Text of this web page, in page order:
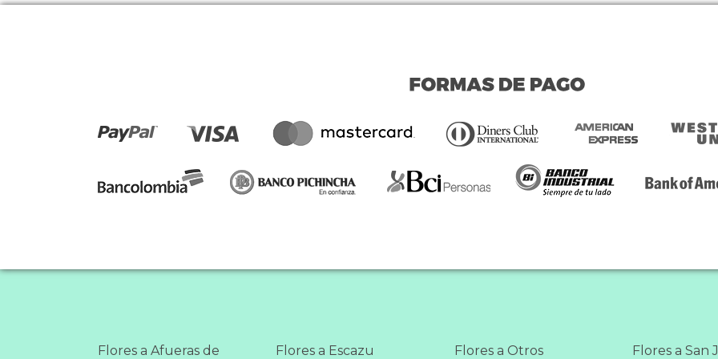
Flores a Afueras de Flores a Escazu Flores a Otros Flores a San